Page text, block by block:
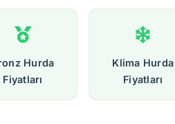
Hurda
Fiyatları
Klima Hurda
Fiyatları